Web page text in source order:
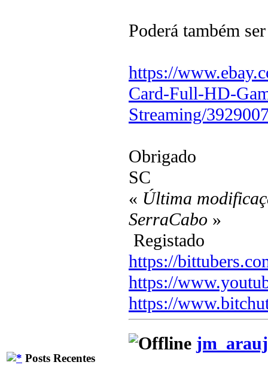
Posts Recentes
Poderá também
https://
Card-Full-HD-
Streaming/
Obrigado
SC
« Última
SerraCabo »
Registado
https://
https://
https://